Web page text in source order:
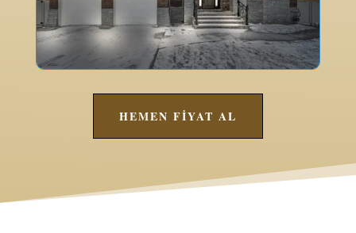
HEMEN FİYAT AL